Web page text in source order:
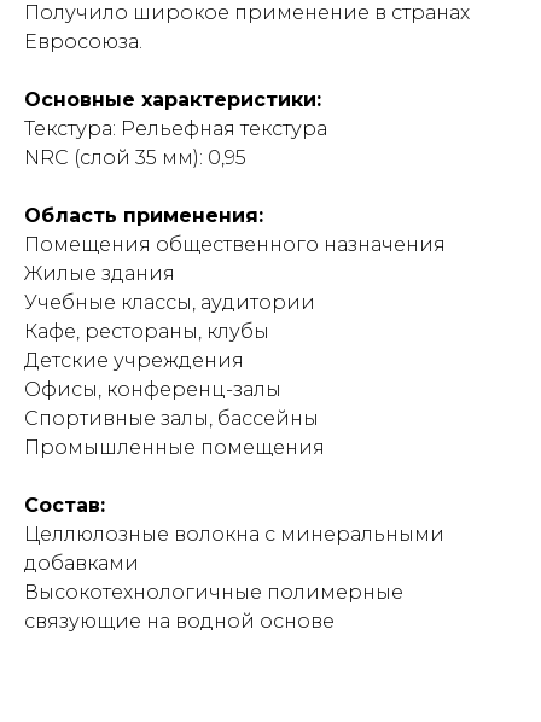
Получило широкое применение в странах
Евросоюза.
Основные характеристики:
Текстура: Рельефная текстура
NRC (слой 35 мм): 0,95
Область применения:
Помещения общественного назначения
Жилые здания
Учебные классы, аудитории
Кафе, рестораны, клубы
Детские учреждения
Офисы, конференц-залы
Спортивные залы, бассейны
Промышленные помещения
Состав:
Целлюлозные волокна с минеральными
добавками
Высокотехнологичные полимерные
связующие на водной основе